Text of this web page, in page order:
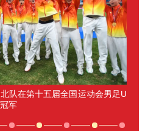
队在第十五届全国运动会男足U
军